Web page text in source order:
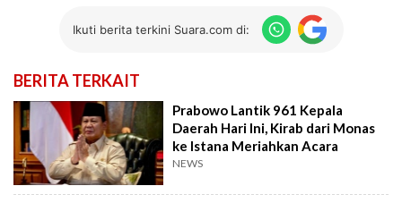
Ikuti berita terkini Suara.com di:
BERITA TERKAIT
Prabowo Lantik 961 Kepala
Daerah Hari Ini, Kirab dari Monas
ke Istana Meriahkan Acara
NEWS